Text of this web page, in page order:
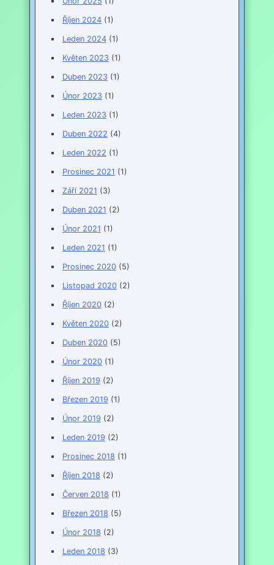
Říjen 2024(1)
Leden 2024(1)
Květen 2023(1)
Duben 2023(1)
Únor 2023(1)
Leden 2023(1)
Duben 2022 (4)
Leden 2022 (1)
Prosinec 2021 (1)
Září 2021 (3)
Duben 2021 (2)
Únor 2021 (1)
Leden 2021 (1)
Prosinec 2020(5)
Listopad 2020(2)
Říjen 2020(2)
Květen 2020(2)
Duben 2020(5)
Únor 2020(1)
Říjen 2019 (2)
Březen 2019 (1)
Únor 2019 (2)
Leden 2019 (2)
Prosinec 2018 (1)
Říjen 2018 (2)
Červen 2018 (1)
Březen 2018 (5)
Únor 2018 (2)
Leden 2018 (3)